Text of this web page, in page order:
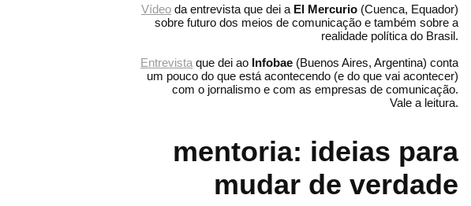
Vídeo da entrevista que dei a El Mercurio (Cuenca, Equador)
sobre futuro dos meios de comunicação e também sobre a
realidade política do Brasil.
Entrevista que dei ao Infobae (Buenos Aires, Argentina) conta
um pouco do que está acontecendo (e do que vai acontecer)
com o jornalismo e com as empresas de comunicação.
Vale a leitura.
mentoria: ideias para
mudar de verdade